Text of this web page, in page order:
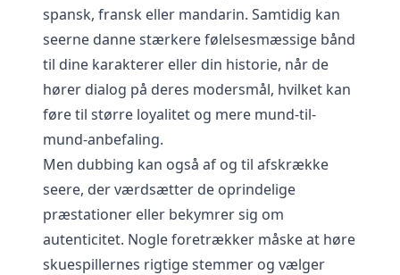
spansk, fransk eller mandarin. Samtidig kan
seerne danne stærkere følelsesmæssige bånd
til dine karakterer eller din historie, når de
hører dialog på deres modersmål, hvilket kan
føre til større loyalitet og mere mund-til-
mund-anbefaling.
Men dubbing kan også af og til afskrække
seere, der værdsætter de oprindelige
præstationer eller bekymrer sig om
autenticitet. Nogle foretrækker måske at høre
skuespillernes rigtige stemmer og vælger